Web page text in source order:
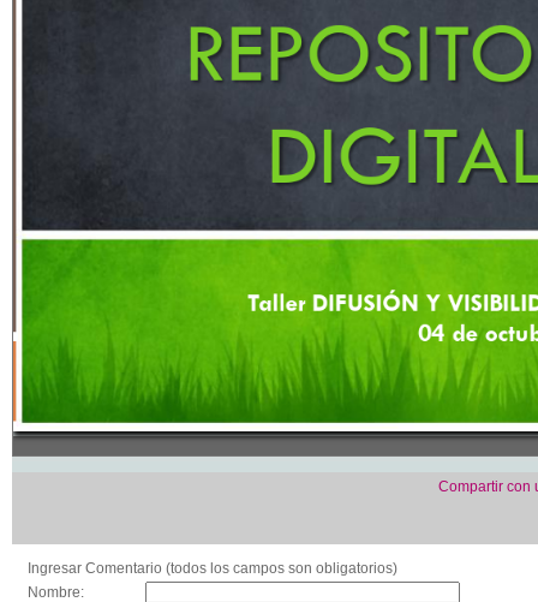
Compartir con
Ingresar Comentario (todos los campos son obligatorios)
Nombre: